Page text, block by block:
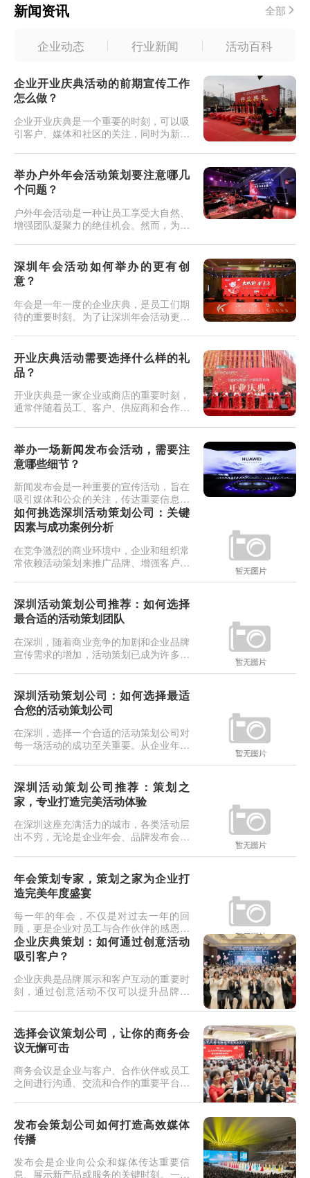
新闻资讯 全部
企业动态 行业新闻 活动百科
企业开业庆典活动的前期宣传工作
怎么做？
企业开业庆典是一个重要的时刻，可以吸
引客户、媒体和社区的关注，同时为新业
前，前期宣传工作至关重要，以确保活动
的成功。以下是一些建议，帮助您有效地
进行前期宣传工作：制定宣传计划：在庆
典活动前足够早的时间里，制定宣传计
划，明确宣传的目标、受众和渠道。确定
您的核心信息和关键信息，以便一致地
传...
举办户外年会活动策划要注意哪几
个问题？
户外年会活动是一种让员工享受大自然、
增强团队凝聚力的绝佳机会。然而，为了
问题。以下是举办户外年会活动策划时需
要考虑的几个问题：天气和季节：首要问
题是选择举办年会的季节和考虑天气因
素。确保活动日期与气象预报相符，避免
极端天气条件。如果在寒冷季节，提供保
暖设备，如毛毯或火炉。适宜的地点：...
深圳年会活动如何举办的更有创
意？
年会是一年一度的企业庆典，是员工们期
待的重要时刻。为了让深圳年会活动更加
议：主题创意：选择一个富有创意和个性
化的主题，如太空探险、时间穿越、电影
经典等，以为年会活动赋予特殊的氛围。
主题可以贯穿整个活动，包括装饰、节目
和互动环节。交互式节目：设计有趣的节
目，包括互动游戏、竞赛、抽奖和表...
开业庆典活动需要选择什么样的礼
品？
开业庆典是一家企业或商店的重要时刻，
通常伴随着员工、客户、供应商和合作伙
来。为了表达感激之情，选择合适的礼品
至关重要。以下是一些考虑因素和礼品建
议，以确保您的开业庆典礼品令人难忘：
与品牌相关的礼品：首选礼品应与您的品
牌和业务相关。例如，如果您经营咖啡
店，可以考虑赠送定制咖啡杯、咖啡豆
或...
举办一场新闻发布会活动，需要注
意哪些细节？
新闻发布会是一种重要的宣传活动，旨在
吸引媒体和公众的关注，传达重要信息或
消息。为了确保发布会的成功，需要特别
注意一些关键细节，以确保活动顺利进行
并达到预期的效果。以下是举办新闻发布
会时需要注意的一些细节：目标明确：首
先，明确发布会的主要目标。是宣传新产
与媒体建立联系？确保发布会的目标...
如何挑选深圳活动策划公司：关键
因素与成功案例分析
在竞争激烈的商业环境中，企业和组织常
常依赖活动策划来推广品牌、增强客户关
创新与商业中心，拥有大量活动策划公
司。但如何在众多选
深圳活动策划公司推荐：如何选择
最合适的活动策划团队
在深圳，随着商业竞争的加剧和企业品牌
宣传需求的增加，活动策划已成为许多企
动策划公司，不仅能帮助您提高活动的成
功率，还能提升品
深圳活动策划公司：如何选择最适
合您的活动策划公司
在深圳，选择一个合适的活动策划公司对
每一场活动的成功至关重要。从企业年会
选择一个有经验、有创意并且能理解您需
求的公司，将直接
深圳活动策划公司推荐：策划之
家，专业打造完美活动体验
在深圳这座充满活力的城市，各类活动层
出不穷，无论是企业年会、品牌发布会，
策划团队来确保活动的顺利进行。作为深
圳活动策划行业的
年会策划专家，策划之家为企业打
造完美年度盛宴
每一年的年会，不仅是对过去一年的回
顾，更是企业对员工与合作伙伴的感恩和
激励时刻。作为企业文化的核心展示平
台，年会活动的重要性不言而喻。而选择
专业的年会策划公司—
企业庆典策划：如何通过创意活动
吸引客户？
企业庆典是品牌展示和客户互动的重要时
刻，通过创意活动不仅可以提升品牌形
的忠诚度。精心策划的庆典活动将成为公
司与客户之间建立深
选择会议策划公司，让你的商务会
议无懈可击
商务会议是企业与客户、合作伙伴或员工
之间进行沟通、交流和合作的重要平台。
果，选择一家专业的会议策划公司至关重
要。专业的会议策
发布会策划公司如何打造高效媒体
传播
发布会是企业向公众和媒体传达重要信
息、展示新产品或服务的关键时刻。一个